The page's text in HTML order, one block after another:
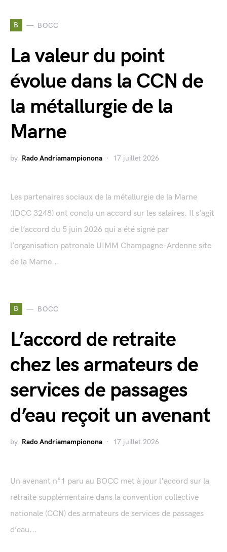
B BOCC
La valeur du point
évolue dans la CCN de
la métallurgie de la
Marne
by Rado Andriamampionona 17 juillet 2026
Les partenaires sociaux de la métallurgie de la Marne
(IDCC 3248) ont conclu un accord sur les salaires. Il s’agit
de l’accord du 5 juin 2026 qui a été signé par
l’organisation patronale UIMM Champagne-Ardenne site
de la Marne...
B BOCC
L’accord de retraite
chez les armateurs de
services de passages
d’eau reçoit un avenant
by Rado Andriamampionona 17 juillet 2026
Un avenant n°1 paru au BOCC met à jour l'accord sur la
retraite supplémentaire dans la convention collective
nationale (CCN) des armateurs de services de passages
d’eau...